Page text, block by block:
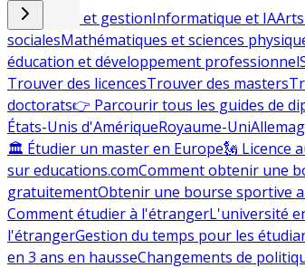
Commerce et gestionInformatique et IA
socialesMathématiques et sciences
éducation et développement professionnel
Trouver des licencesTrouver des masters
doctorats👉 Parcourir tous les guides de
États-Unis d'AmériqueRoyaume-Uni
🏛 Étudier un master en Europe🗽 Licence
sur educations.comComment obtenir une
gratuitementObtenir une bourse sportive
Comment étudier à l'étrangerL'université
l'étrangerGestion du temps pour les
en 3 ans en hausseChangements de